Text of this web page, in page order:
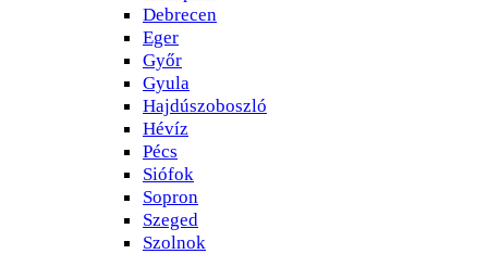
Debrecen
Eger
Győr
Gyula
Hajdúszoboszló
Hévíz
Pécs
Siófok
Sopron
Szeged
Szolnok